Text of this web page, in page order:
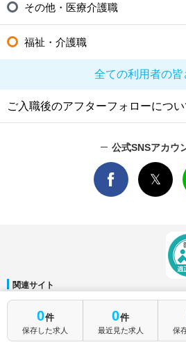
0件
保存した求人
0件
最近見た求人 保
その他・医療介護職
福祉・介護職
全ての利用者の皆
ご入職後のアフターフォローについ
公式SNSアカウ
関連サイト
マイナビDOCTOR│マイナビ看護師│マイナビ薬剤
運営会社
会社概要│ ご利用規約 個人情報保護方針 サイトマ